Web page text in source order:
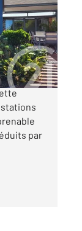
dans
par